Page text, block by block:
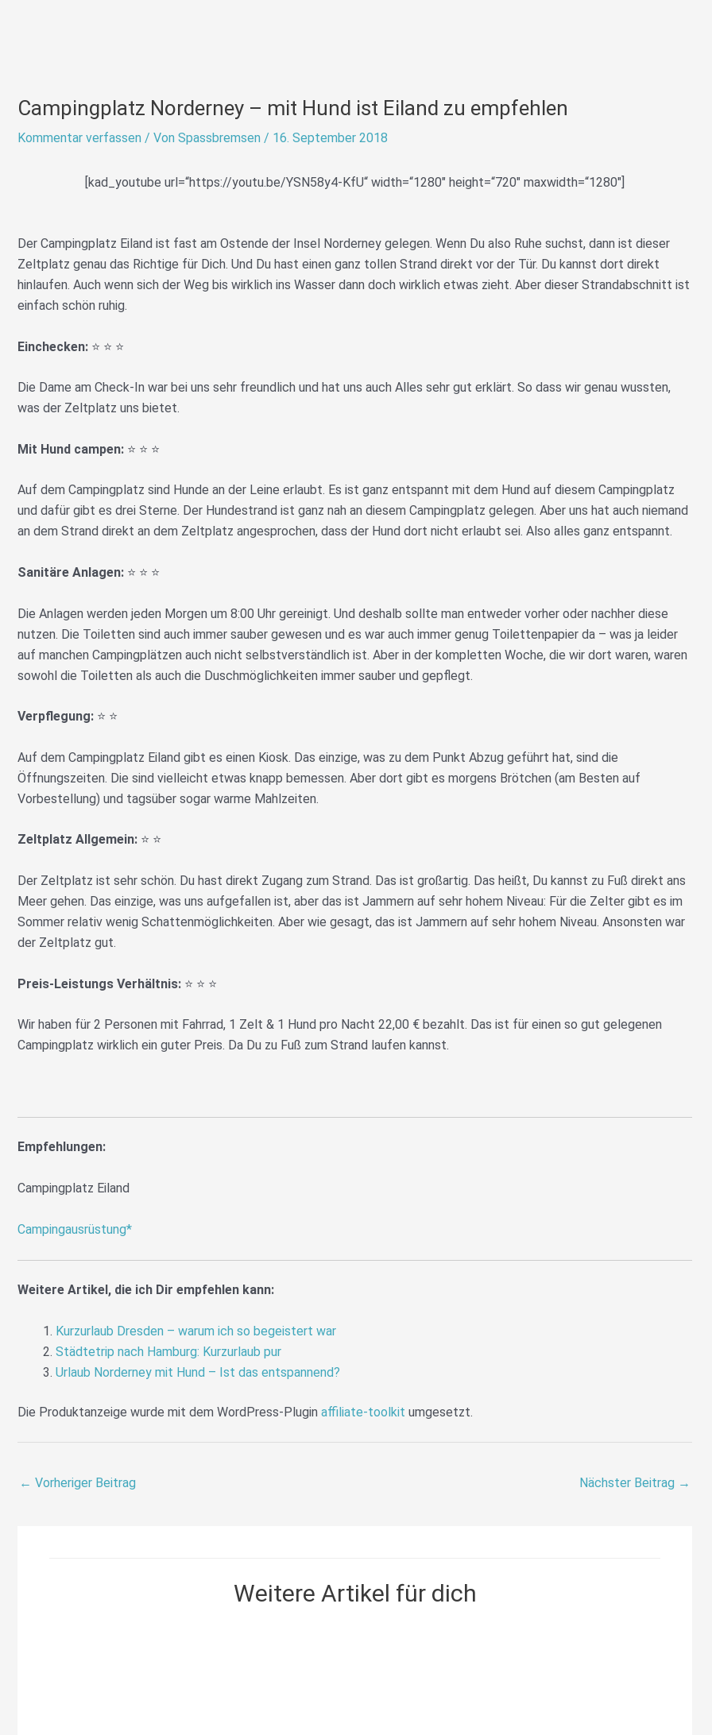
Campingplatz Norderney – mit Hund ist Eiland zu empfehlen
Kommentar verfassen / Von Spassbremsen / 16. September 2018
[kad_youtube url=“https://youtu.be/YSN58y4-KfU“ width=“1280″ height=“720″ maxwidth=“1280″]
Der Campingplatz Eiland ist fast am Ostende der Insel Norderney gelegen. Wenn Du also Ruhe suchst, dann ist dieser
Zeltplatz genau das Richtige für Dich. Und Du hast einen ganz tollen Strand direkt vor der Tür. Du kannst dort direkt
hinlaufen. Auch wenn sich der Weg bis wirklich ins Wasser dann doch wirklich etwas zieht. Aber dieser Strandabschnitt ist
einfach schön ruhig.
Einchecken: ⭐️ ⭐️ ⭐️
Die Dame am Check-In war bei uns sehr freundlich und hat uns auch Alles sehr gut erklärt. So dass wir genau wussten,
was der Zeltplatz uns bietet.
Mit Hund campen: ⭐️ ⭐️ ⭐️
Auf dem Campingplatz sind Hunde an der Leine erlaubt. Es ist ganz entspannt mit dem Hund auf diesem Campingplatz
und dafür gibt es drei Sterne. Der Hundestrand ist ganz nah an diesem Campingplatz gelegen. Aber uns hat auch niemand
an dem Strand direkt an dem Zeltplatz angesprochen, dass der Hund dort nicht erlaubt sei. Also alles ganz entspannt.
Sanitäre Anlagen: ⭐️ ⭐️ ⭐️
Die Anlagen werden jeden Morgen um 8:00 Uhr gereinigt. Und deshalb sollte man entweder vorher oder nachher diese
nutzen. Die Toiletten sind auch immer sauber gewesen und es war auch immer genug Toilettenpapier da – was ja leider
auf manchen Campingplätzen auch nicht selbstverständlich ist. Aber in der kompletten Woche, die wir dort waren, waren
sowohl die Toiletten als auch die Duschmöglichkeiten immer sauber und gepflegt.
Verpflegung: ⭐️ ⭐️
Auf dem Campingplatz Eiland gibt es einen Kiosk. Das einzige, was zu dem Punkt Abzug geführt hat, sind die
Öffnungszeiten. Die sind vielleicht etwas knapp bemessen. Aber dort gibt es morgens Brötchen (am Besten auf
Vorbestellung) und tagsüber sogar warme Mahlzeiten.
Zeltplatz Allgemein: ⭐️ ⭐️
Der Zeltplatz ist sehr schön. Du hast direkt Zugang zum Strand. Das ist großartig. Das heißt, Du kannst zu Fuß direkt ans
Meer gehen. Das einzige, was uns aufgefallen ist, aber das ist Jammern auf sehr hohem Niveau: Für die Zelter gibt es im
Sommer relativ wenig Schattenmöglichkeiten. Aber wie gesagt, das ist Jammern auf sehr hohem Niveau. Ansonsten war
der Zeltplatz gut.
Preis-Leistungs Verhältnis: ⭐️ ⭐️ ⭐️
Wir haben für 2 Personen mit Fahrrad, 1 Zelt & 1 Hund pro Nacht 22,00 € bezahlt. Das ist für einen so gut gelegenen
Campingplatz wirklich ein guter Preis. Da Du zu Fuß zum Strand laufen kannst.
Empfehlungen:
Campingplatz Eiland
Campingausrüstung*
Weitere Artikel, die ich Dir empfehlen kann:
Kurzurlaub Dresden – warum ich so begeistert war
Städtetrip nach Hamburg: Kurzurlaub pur
Urlaub Norderney mit Hund – Ist das entspannend?
Die Produktanzeige wurde mit dem WordPress-Plugin affiliate-toolkit umgesetzt.
← Vorheriger Beitrag Nächster Beitrag →
Weitere Artikel für dich